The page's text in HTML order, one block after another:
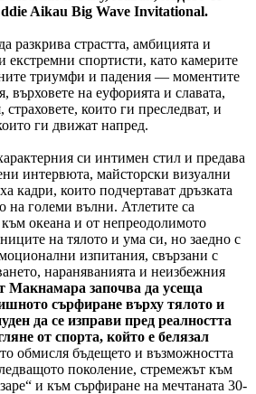
Aikau Big Wave Invitational.
разкрива страстта, амбицията и
екстремни спортисти, като камерите
триумфи и падения — моментите
върховете на еуфорията и славата,
които ги преследват, и
ги движат напред.
си интимен стил и предава
интервюта, майсторски визуални
кадри, които подчертават дръзката
на големи вълни. Атлетите са
океана и от непреодолимото
на тялото и ума си, но заедно с
изпитания, свързани с
нараняванията и неизбежния
Макнамара започва да усеща
сърфиране върху тялото и
да се изправи пред реалността
от спорта, който е белязал
обмисля бъдещето и възможността
поколение, стремежът към
и към сърфиране на мечтаната 30-